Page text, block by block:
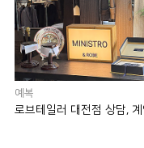
예복
로브테일러 대전점 상담, 계